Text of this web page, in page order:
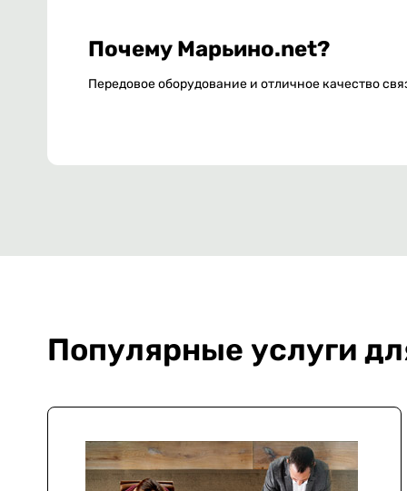
Почему Марьино.net?
Передовое оборудование и отличное качество
Популярные услуги